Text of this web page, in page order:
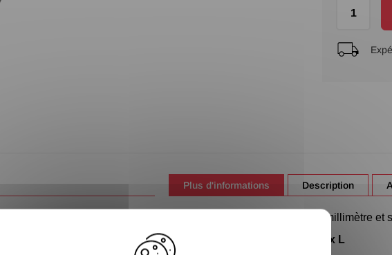
Plus d'informations
Les côtes sont exprimées en millimètre
H x L
Description